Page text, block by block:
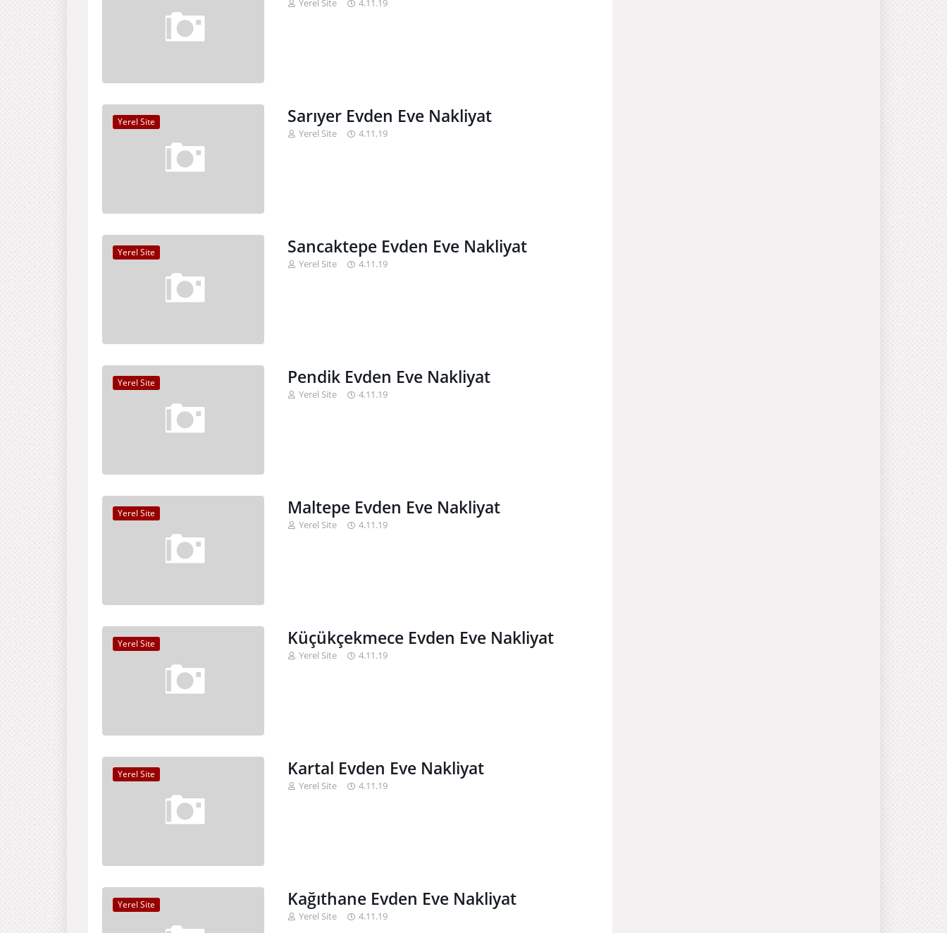
Yerel Site 4.11.19
Yerel Site Sarıyer Evden Eve Nakliyat
Yerel Site 4.11.19
Yerel Site Sancaktepe Evden Eve Nakliyat
Yerel Site 4.11.19
Yerel Site Pendik Evden Eve Nakliyat
Yerel Site 4.11.19
Yerel Site Maltepe Evden Eve Nakliyat
Yerel Site 4.11.19
Yerel Site Küçükçekmece Evden Eve Nakliyat
Yerel Site 4.11.19
Yerel Site Kartal Evden Eve Nakliyat
Yerel Site 4.11.19
Yerel Site Kağıthane Evden Eve Nakliyat
Yerel Site 4.11.19